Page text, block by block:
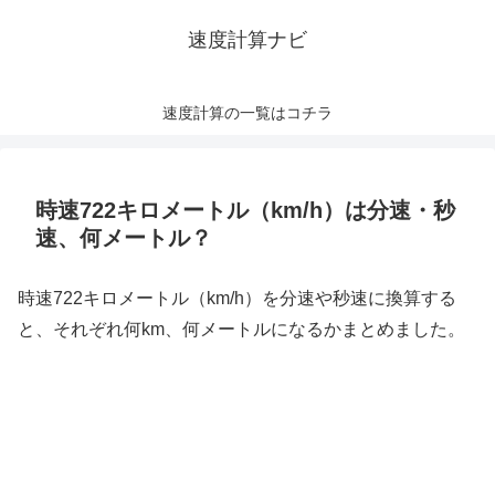
速度計算ナビ
速度計算の一覧はコチラ
時速722キロメートル（km/h）は分速・秒
速、何メートル？
時速722キロメートル（km/h）を分速や秒速に換算する
と、それぞれ何km、何メートルになるかまとめました。